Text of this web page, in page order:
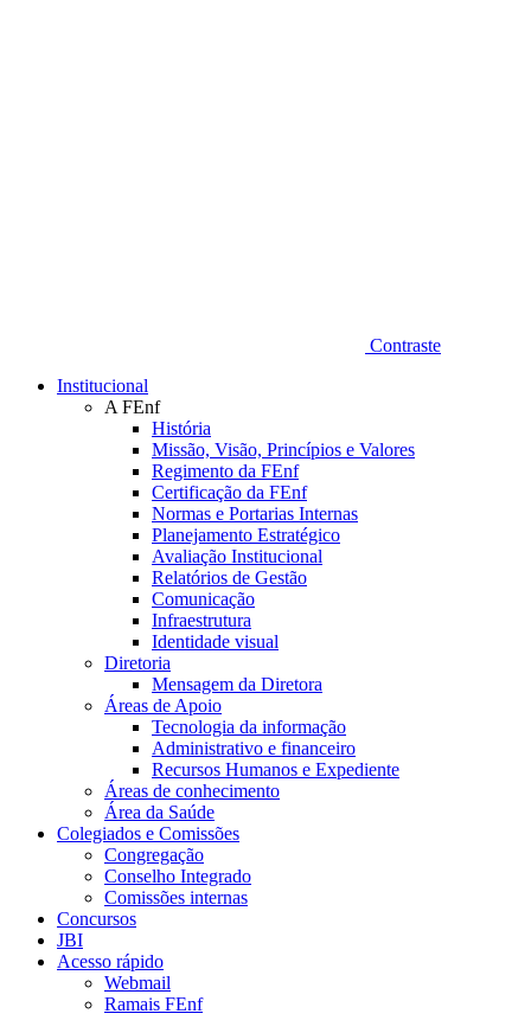
Contraste
Institucional
A FEnf
História
Missão, Visão, Princípios e Valores
Regimento da FEnf
Certificação da FEnf
Normas e Portarias Internas
Planejamento Estratégico
Avaliação Institucional
Relatórios de Gestão
Comunicação
Infraestrutura
Identidade visual
Diretoria
Mensagem da Diretora
Áreas de Apoio
Tecnologia da informação
Administrativo e financeiro
Recursos Humanos e Expediente
Áreas de conhecimento
Área da Saúde
Colegiados e Comissões
Congregação
Conselho Integrado
Comissões internas
Concursos
JBI
Acesso rápido
Webmail
Ramais FEnf